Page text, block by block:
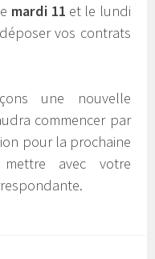
mardi 11 et le lundi
vos contrats
une nouvelle
commencer par
pour la prochaine
avec votre